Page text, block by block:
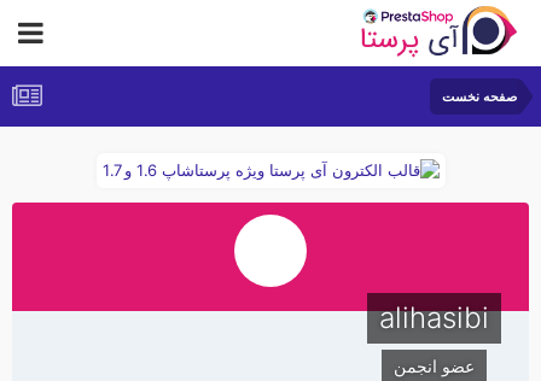
صفحه نخست
alihasibi
عضو انجمن